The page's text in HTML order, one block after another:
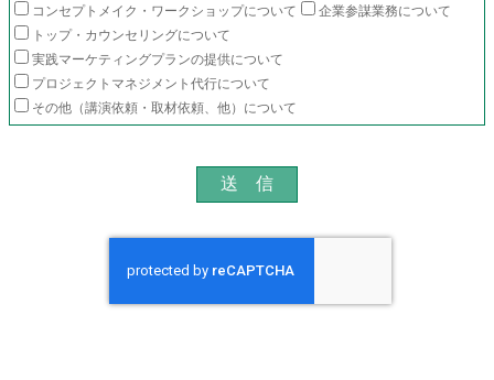
コンセプトメイク・ワークショップについて
企業参謀業務について
トップ・カウンセリングについて
実践マーケティングプランの提供について
プロジェクトマネジメント代行について
その他（講演依頼・取材依頼、他）について